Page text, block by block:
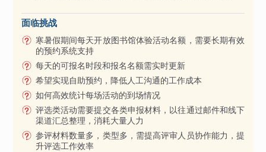
面临挑战
寒暑假期间每天开放图书馆体验活动名额，需要长期有效
的预约系统支持
每天的可报名时段和报名名额需实时更新
希望实现自助预约，降低人工沟通的工作成本
如何高效统计每场活动的到场情况
评选类活动需要提交各类申报材料，以往通过邮件和线下
渠道汇总整理，消耗大量人力
参评材料数量多，类型多，需提高评审人员协作能力，提
升评选工作效率